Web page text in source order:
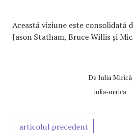
Această viziune este consolidată
Jason Statham, Bruce Willis și
De Iulia Mirică
iulia-mirica
articolul precedent